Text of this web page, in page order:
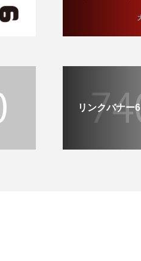
リンクバナー6